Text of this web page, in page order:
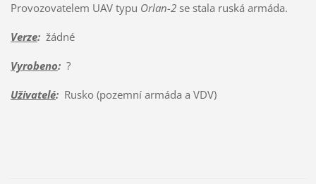
Provozovatelem UAV typu Orlan-2se stala ruská armáda.
Verze:žádné
Vyrobeno:?
Uživatelé:Rusko (pozemní armáda a VDV)